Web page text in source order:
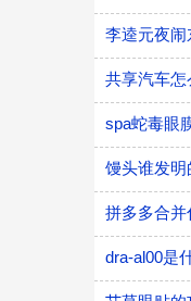
李逵元夜闹
共享汽车怎
spa蛇毒眼
馒头谁发明
拼多多合并
dra-al00是